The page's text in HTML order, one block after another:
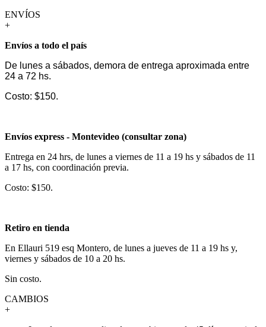
ENVÍOS
+
Envíos a todo el país
De lunes a sábados, demora de entrega aproximada entre
24 a 72 hs.
Costo: $150.
Envíos express - Montevideo (consultar zona)
Entrega en 24 hrs, de lunes a viernes de 11 a 19 hs y sábados de 11
a 17 hs, con coordinación previa.
Costo: $150.
Retiro en tienda
En Ellauri 519 esq Montero, de lunes a jueves de 11 a 19 hs y,
viernes y sábados de 10 a 20 hs.
Sin costo.
CAMBIOS
+